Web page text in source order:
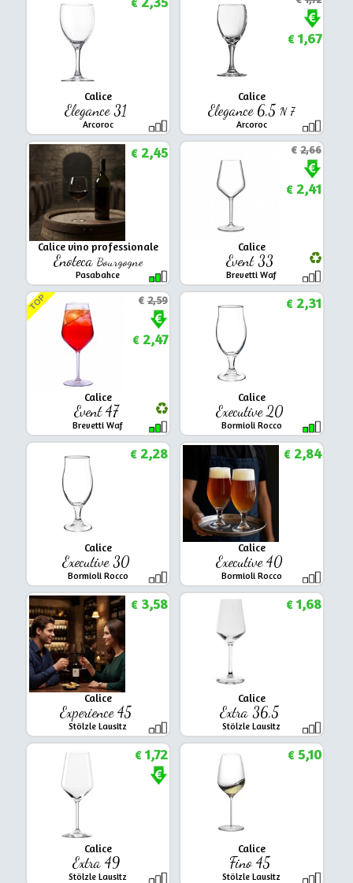
Calice
Elegance 31
Arcoroc
€
Calice
Elegance 6,5 N 7
Arcoroc
€1,67
Calice vino professionale
Enoteca Bourgogne
Pasabahce
€2,45
Calice
Event 33
Brevetti Waf
€2,66
€2,41
Calice
Event 47
Brevetti Waf
TOP €2,59
€2,47
Calice
Executive 20
Bormioli Rocco
€2,31
Calice
Executive 30
Bormioli Rocco
€2,28
Calice
Executive 40
Bormioli Rocco
€2,84
Calice
Experience 45
Stölzle Lausitz
€3,58
Calice
Extra 36,5
Stölzle Lausitz
€1,68
Calice
Extra 49
Stölzle Lausitz
€1,72
Calice
Fino 45
Stölzle Lausitz
€5,10